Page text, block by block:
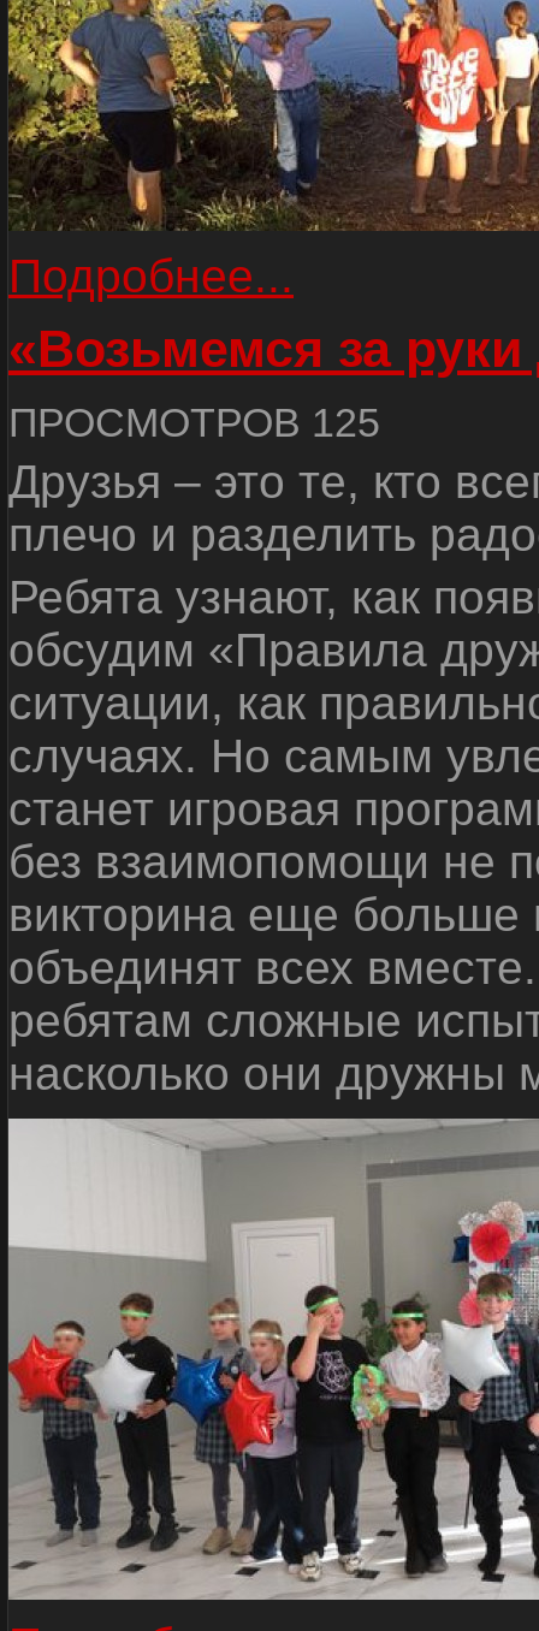
Подробнее...
«Возьмемся за руки
ПРОСМОТРОВ 125
Друзья – это те, кто
плечо и разделить
Ребята узнают, как
обсудим «Правила
ситуации, как
случаях. Но самым
станет игровая
без взаимопомощи не
викторина еще
объединят всех
ребятам сложные
насколько они дружны